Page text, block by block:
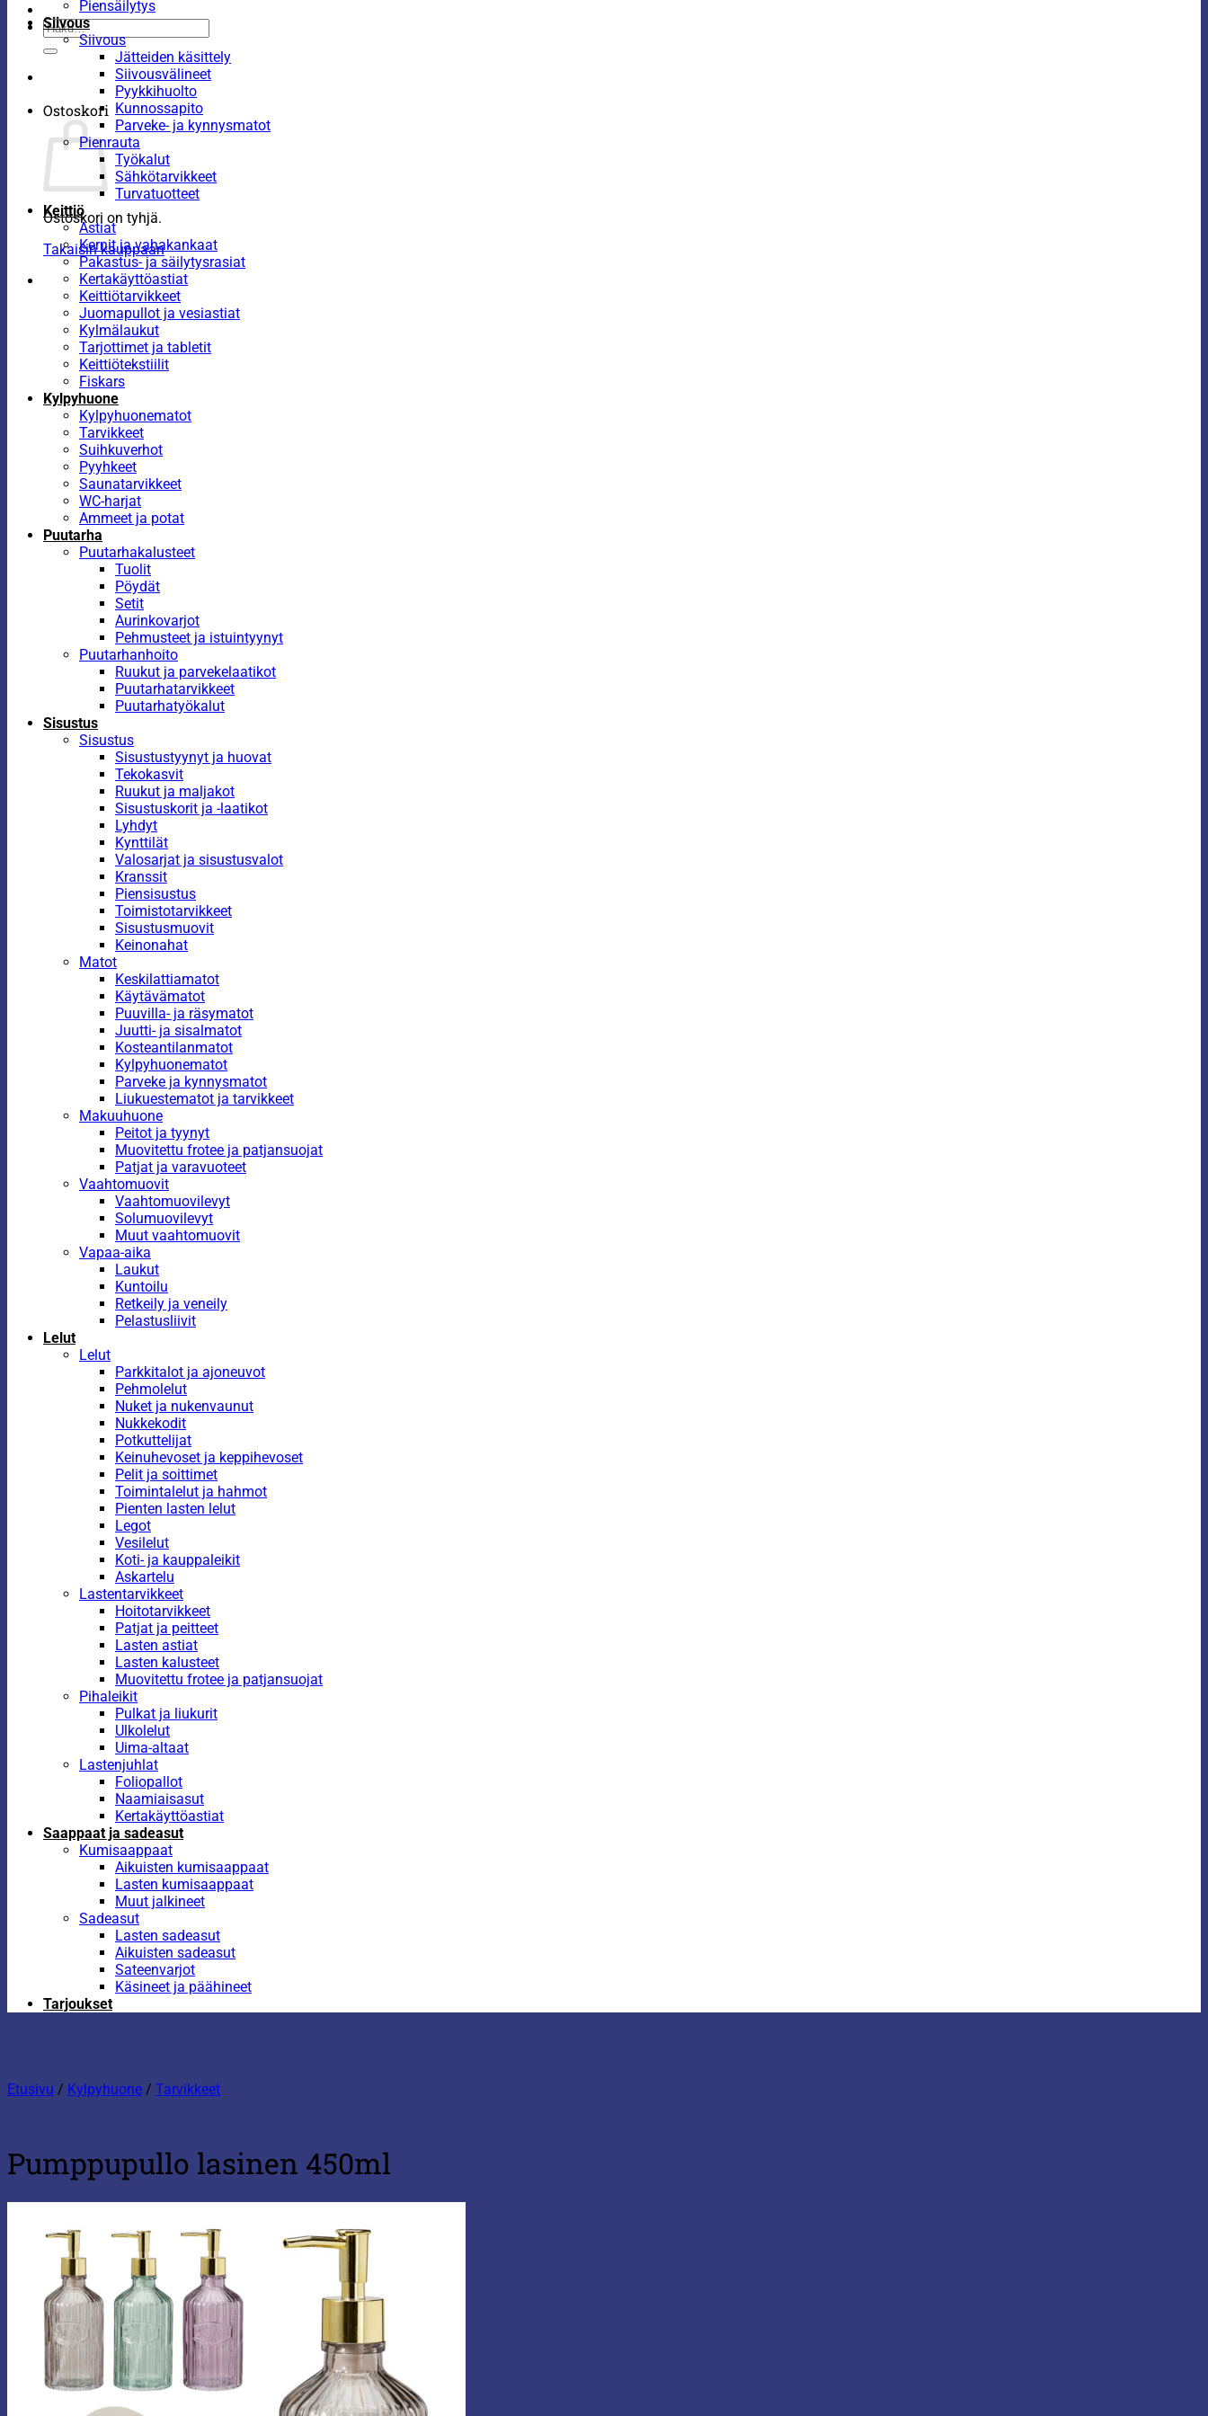
Etsi:
Ostoskori
Ostoskori on tyhjä.
Takaisin kauppaan
Piensäilytys
Siivous
Siivous
Jätteiden käsittely
Siivousvälineet
Pyykkihuolto
Kunnossapito
Parveke- ja kynnysmatot
Pienrauta
Työkalut
Sähkötarvikkeet
Turvatuotteet
Keittiö
Astiat
Kernit ja vahakankaat
Pakastus- ja säilytysrasiat
Kertakäyttöastiat
Keittiötarvikkeet
Juomapullot ja vesiastiat
Kylmälaukut
Tarjottimet ja tabletit
Keittiötekstiilit
Fiskars
Kylpyhuone
Kylpyhuonematot
Tarvikkeet
Suihkuverhot
Pyyhkeet
Saunatarvikkeet
WC-harjat
Ammeet ja potat
Puutarha
Puutarhakalusteet
Tuolit
Pöydät
Setit
Aurinkovarjot
Pehmusteet ja istuintyynyt
Puutarhanhoito
Ruukut ja parvekelaatikot
Puutarhatarvikkeet
Puutarhatyökalut
Sisustus
Sisustus
Sisustustyynyt ja huovat
Tekokasvit
Ruukut ja maljakot
Sisustuskorit ja -laatikot
Lyhdyt
Kynttilät
Valosarjat ja sisustusvalot
Kranssit
Piensisustus
Toimistotarvikkeet
Sisustusmuovit
Keinonahat
Matot
Keskilattiamatot
Käytävämatot
Puuvilla- ja räsymatot
Juutti- ja sisalmatot
Kosteantilanmatot
Kylpyhuonematot
Parveke ja kynnysmatot
Liukuestematot ja tarvikkeet
Makuuhuone
Peitot ja tyynyt
Muovitettu frotee ja patjansuojat
Patjat ja varavuoteet
Vaahtomuovit
Vaahtomuovilevyt
Solumuovilevyt
Muut vaahtomuovit
Vapaa-aika
Laukut
Kuntoilu
Retkeily ja veneily
Pelastusliivit
Lelut
Lelut
Parkkitalot ja ajoneuvot
Pehmolelut
Nuket ja nukenvaunut
Nukkekodit
Potkuttelijat
Keinuhevoset ja keppihevoset
Pelit ja soittimet
Toimintalelut ja hahmot
Pienten lasten lelut
Legot
Vesilelut
Koti- ja kauppaleikit
Askartelu
Lastentarvikkeet
Hoitotarvikkeet
Patjat ja peitteet
Lasten astiat
Lasten kalusteet
Muovitettu frotee ja patjansuojat
Pihaleikit
Pulkat ja liukurit
Ulkolelut
Uima-altaat
Lastenjuhlat
Foliopallot
Naamiaisasut
Kertakäyttöastiat
Saappaat ja sadeasut
Kumisaappaat
Aikuisten kumisaappaat
Lasten kumisaappaat
Muut jalkineet
Sadeasut
Lasten sadeasut
Aikuisten sadeasut
Sateenvarjot
Käsineet ja päähineet
Tarjoukset
Etusivu / Kylpyhuone / Tarvikkeet
Pumppupullo lasinen 450ml